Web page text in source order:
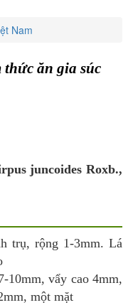
Nam
thức ăn gia súc
juncoides Roxb.,
trụ, rộng 1-3mm. Lá
10mm, vẩy cao 4mm,
một mặt